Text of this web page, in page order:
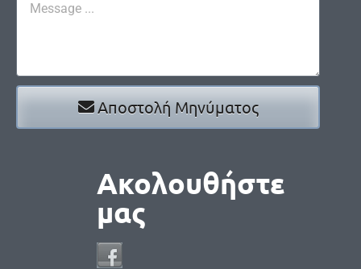
Αποστολή Μηνύματος
Ακολουθήστε
μας